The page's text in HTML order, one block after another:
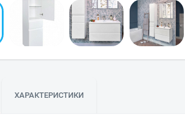
ХАРАКТЕРИСТИКИ